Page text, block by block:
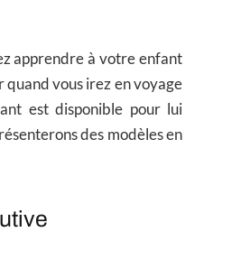
apprendre à votre enfant
quand vous irez en voyage
est disponible pour lui
des modèles en